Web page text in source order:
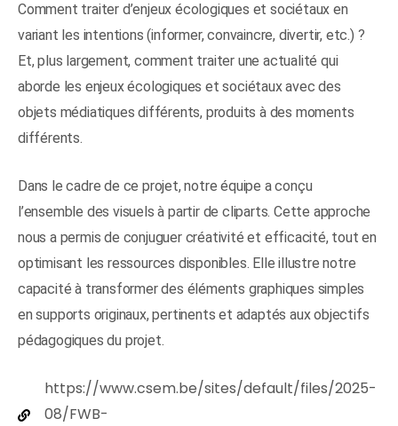
Comment traiter d’enjeux écologiques et sociétaux en
variant les intentions (informer, convaincre, divertir, etc.) ?
Et, plus largement, comment traiter une actualité qui
aborde les enjeux écologiques et sociétaux avec des
objets médiatiques différents, produits à des moments
différents.
Dans le cadre de ce projet, notre équipe a conçu
l’ensemble des visuels à partir de cliparts. Cette approche
nous a permis de conjuguer créativité et efficacité, tout en
optimisant les ressources disponibles. Elle illustre notre
capacité à transformer des éléments graphiques simples
en supports originaux, pertinents et adaptés aux objectifs
pédagogiques du projet.
https://www.csem.be/sites/default/files/2025-
08/FWB-